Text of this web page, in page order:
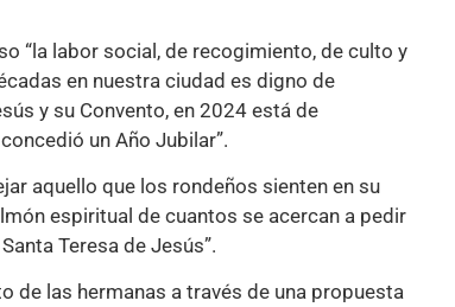
“la labor social, de recogimiento, de culto y
en nuestra ciudad es digno de
y su Convento, en 2024 está de
un Año Jubilar”.
aquello que los rondeños sienten en su
espiritual de cuantos se acercan a pedir
Teresa de Jesús”.
de las hermanas a través de una propuesta